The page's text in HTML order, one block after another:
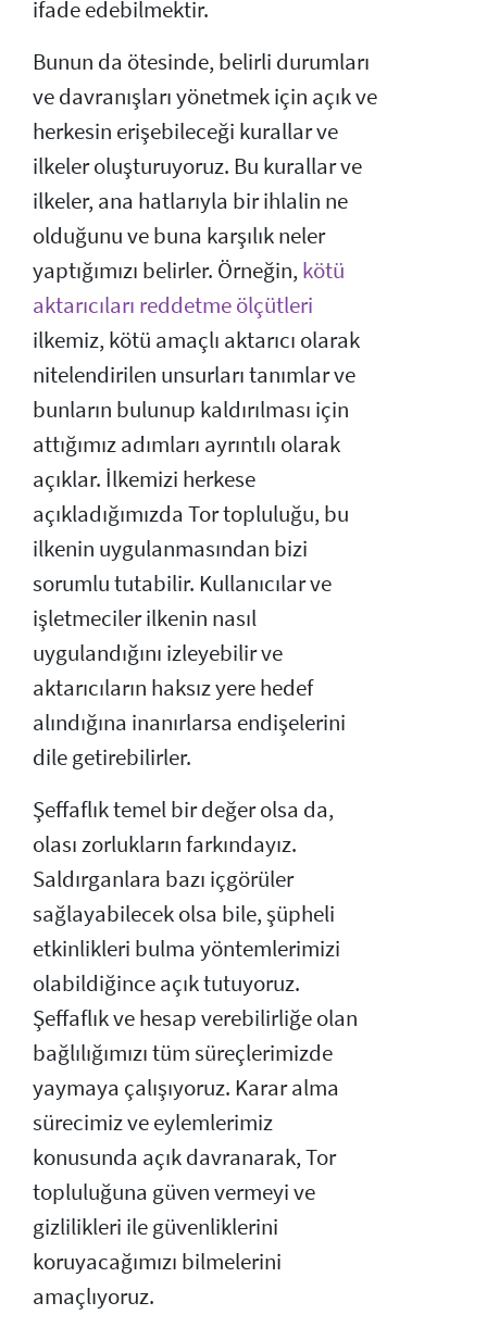
ifade edebilmektir.
Bunun da ötesinde, belirli durumları
ve davranışları yönetmek için açık ve
herkesin erişebileceği kurallar ve
ilkeler oluşturuyoruz. Bu kurallar ve
ilkeler, ana hatlarıyla bir ihlalin ne
olduğunu ve buna karşılık neler
yaptığımızı belirler. Örneğin,kötü
aktarıcıları reddetme ölçütleri
ilkemiz, kötü amaçlı aktarıcı olarak
nitelendirilen unsurları tanımlar ve
bunların bulunup kaldırılması için
attığımız adımları ayrıntılı olarak
açıklar. İlkemizi herkese
açıkladığımızda Tor topluluğu, bu
ilkenin uygulanmasından bizi
sorumlu tutabilir. Kullanıcılar ve
işletmeciler ilkenin nasıl
uygulandığını izleyebilir ve
aktarıcıların haksız yere hedef
alındığına inanırlarsa endişelerini
dile getirebilirler.
Şeffaflık temel bir değer olsa da,
olası zorlukların farkındayız.
Saldırganlara bazı içgörüler
sağlayabilecek olsa bile, şüpheli
etkinlikleri bulma yöntemlerimizi
olabildiğince açık tutuyoruz.
Şeffaflık ve hesap verebilirliğe olan
bağlılığımızı tüm süreçlerimizde
yaymaya çalışıyoruz. Karar alma
sürecimiz ve eylemlerimiz
konusunda açık davranarak, Tor
topluluğuna güven vermeyi ve
gizlilikleri ile güvenliklerini
koruyacağımızı bilmelerini
amaçlıyoruz.